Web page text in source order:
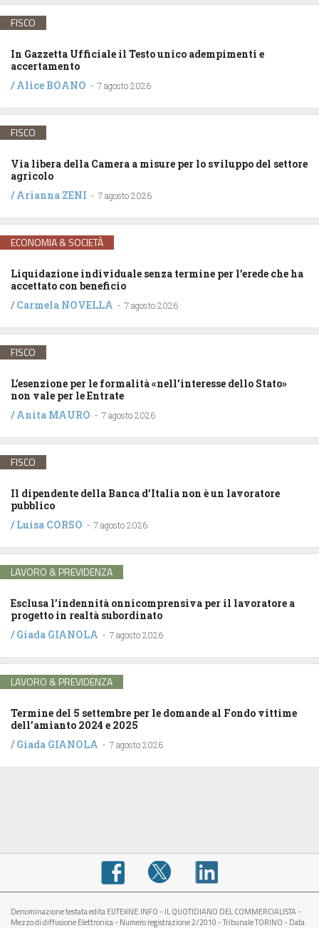
FISCO
In Gazzetta Ufficiale il Testo unico adempimenti e
accertamento
/Alice BOANO - 7 agosto 2026
FISCO
Via libera della Camera a misure per lo sviluppo del settore
agricolo
/Arianna ZENI - 7 agosto 2026
ECONOMIA & SOCIETÀ
Liquidazione individuale senza termine per l’erede che ha
accettato con beneficio
/Carmela NOVELLA - 7 agosto 2026
FISCO
L’esenzione per le formalità «nell’interesse dello Stato»
non vale per le Entrate
/Anita MAURO - 7 agosto 2026
FISCO
Il dipendente della Banca d’Italia non è un lavoratore
pubblico
/Luisa CORSO - 7 agosto 2026
LAVORO & PREVIDENZA
Esclusa l’indennità onnicomprensiva per il lavoratore a
progetto in realtà subordinato
/Giada GIANOLA - 7 agosto 2026
LAVORO & PREVIDENZA
Termine del 5 settembre per le domande al Fondo vittime
dell’amianto 2024 e 2025
/Giada GIANOLA - 7 agosto 2026
Denominazione testata edita EUTEKNE.INFO - IL QUOTIDIANO DEL COMMERCIALISTA -
Mezzo di diffusione Elettronica - Numero registrazione 2/2010 - Tribunale TORINO - Data